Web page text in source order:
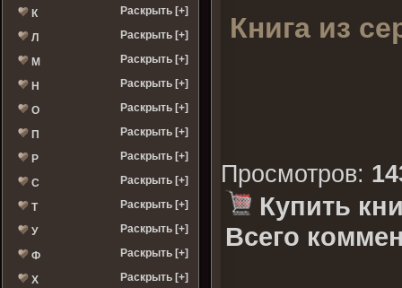
К Раскрыть [+]
Л Раскрыть [+]
М Раскрыть [+]
Н Раскрыть [+]
О Раскрыть [+]
П Раскрыть [+]
Р Раскрыть [+]
С Раскрыть [+]
Т Раскрыть [+]
У Раскрыть [+]
Ф Раскрыть [+]
Х Раскрыть [+]
Книга из
Просмотров:
Купить
Всего